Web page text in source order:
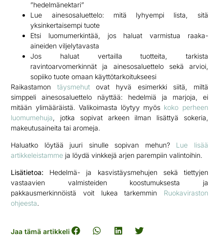
”hedelmänektari”
Lue ainesosaluettelo: mitä lyhyempi lista, sitä
yksinkertaisempi tuote
Etsi luomumerkintää, jos haluat varmistua raaka-
aineiden viljelytavasta
Jos haluat vertailla tuotteita, tarkista
ravintoarvomerkinnät ja ainesosaluettelo sekä arvioi,
sopiiko tuote omaan käyttötarkoitukseesi
Raikastamon täysmehutovat hyvä esimerkki siitä, miltä
simppeli ainesosaluettelo näyttää: hedelmiä ja marjoja, ei
mitään ylimääräistä. Valikoimasta löytyy myös koko perheen
luomumehuja, jotka sopivat arkeen ilman lisättyä sokeria,
makeutusaineita tai aromeja.
Haluatko löytää juuri sinulle sopivan mehun? Lue lisää
artikkeleistamme ja löydä vinkkejä arjen parempiin valintoihin.
Lisätietoa: Hedelmä- ja kasvistäysmehujen sekä tiettyjen
vastaavien valmisteiden koostumuksesta ja
pakkausmerkinnöistä voit lukea tarkemmin Ruokaviraston
ohjeesta.
Jaa tämä artikkeli